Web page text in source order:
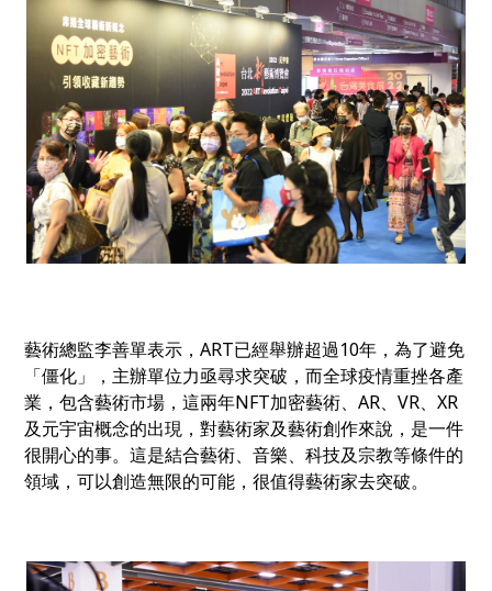
藝術總監李善單表示，ART已經舉辦超過10年，為了避免
「僵化」，主辦單位力亟尋求突破，而全球疫情重挫各產
業，包含藝術市場，這兩年NFT加密藝術、AR、VR、XR
及元宇宙概念的出現，對藝術家及藝術創作來說，是一件
很開心的事。這是結合藝術、音樂、科技及宗教等條件的
領域，可以創造無限的可能，很值得藝術家去突破。